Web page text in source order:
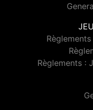
Règlements :